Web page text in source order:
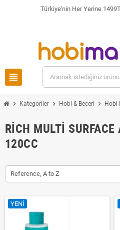
Türkiye'nin Her Yerine
view_headline
chevron_right Kategoriler chevron_right Hobi & Beceri chevron_right Hobi
RICH MULTI SURFACE
120CC
Reference, A to Z
YENI